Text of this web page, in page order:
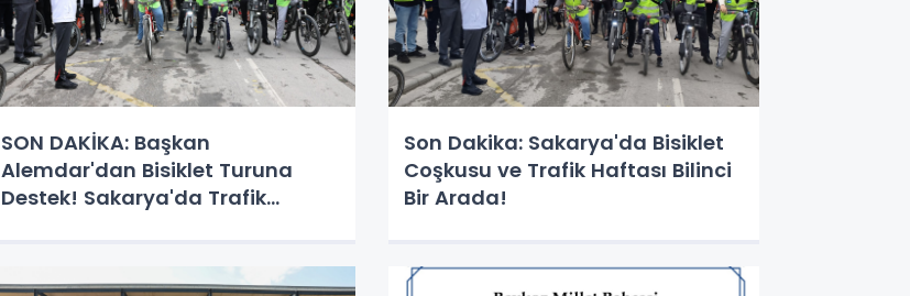
SON DAKİKA: Başkan
Alemdar'dan Bisiklet Turuna
Destek! Sakarya'da Trafik
Son Dakika: Sakarya'da Bisiklet
Coşkusu ve Trafik Haftası Bilinci
Bir Arada!